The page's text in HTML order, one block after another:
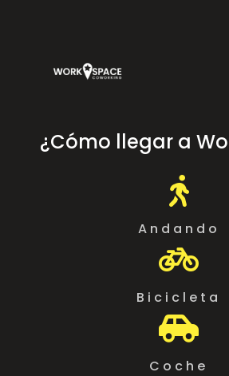
¿Cómo llegar a

Andando

Bicicleta

Coche